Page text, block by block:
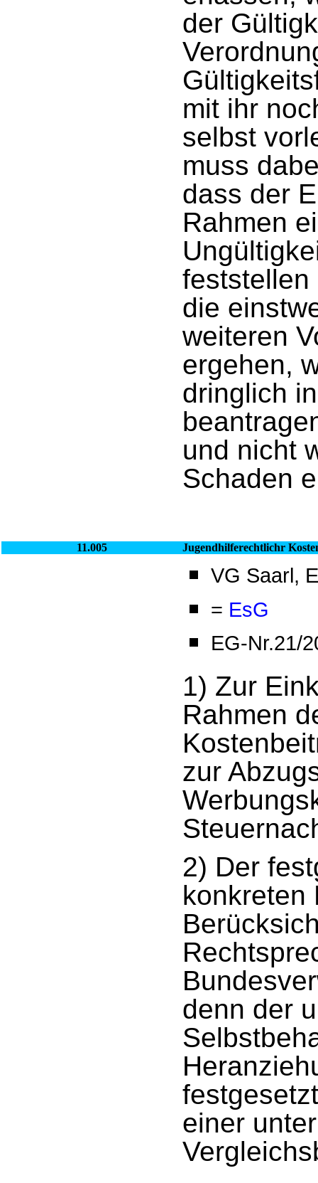
der
mit ihr
selbst
muss
dass der
Rahmen
feststellen
die
weiteren
ergehen,
dringlich
und nicht
Schaden
11.005 Jugendhilferechtlichr
VG Saarl,
= EsG
EG-Nr.21/
1) Zur
Rahmen
zur
2) Der
konkreten
denn der
einer